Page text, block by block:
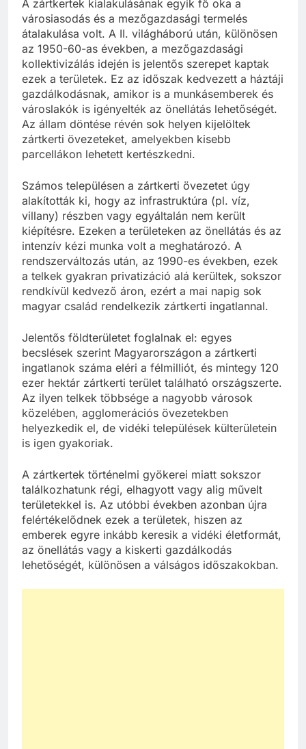
A zártkertek kialakulásának egyik fő oka a
városiasodás és a mezőgazdasági termelés
átalakulása volt. A II. világháború után, különösen
az 1950-60-as években, a mezőgazdasági
kollektivizálás idején is jelentős szerepet kaptak
ezek a területek. Ez az időszak kedvezett a háztáji
gazdálkodásnak, amikor is a munkásemberek és
városlakók is igényelték az önellátás lehetőségét.
Az állam döntése révén sok helyen kijelöltek
zártkerti övezeteket, amelyekben kisebb
parcellákon lehetett kertészkedni.
Számos településen a zártkerti övezetet úgy
alakították ki, hogy az infrastruktúra (pl. víz,
villany) részben vagy egyáltalán nem került
kiépítésre. Ezeken a területeken az önellátás és az
intenzív kézi munka volt a meghatározó. A
rendszerváltozás után, az 1990-es években, ezek
a telkek gyakran privatizáció alá kerültek, sokszor
rendkívül kedvező áron, ezért a mai napig sok
magyar család rendelkezik zártkerti ingatlannal.
Jelentős földterületet foglalnak el: egyes
becslések szerint Magyarországon a zártkerti
ingatlanok száma eléri a félmilliót, és mintegy 120
ezer hektár zártkerti terület található országszerte.
Az ilyen telkek többsége a nagyobb városok
közelében, agglomerációs övezetekben
helyezkedik el, de vidéki települések külterületein
is igen gyakoriak.
A zártkertek történelmi gyökerei miatt sokszor
találkozhatunk régi, elhagyott vagy alig művelt
területekkel is. Az utóbbi években azonban újra
felértékelődnek ezek a területek, hiszen az
emberek egyre inkább keresik a vidéki életformát,
az önellátás vagy a kiskerti gazdálkodás
lehetőségét, különösen a válságos időszakokban.